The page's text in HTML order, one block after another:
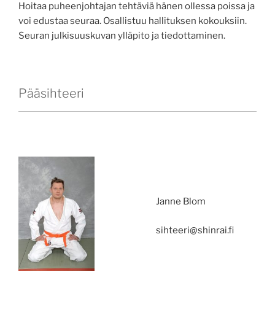
Hoitaa puheenjohtajan tehtäviä hänen ollessa poissa ja
voi edustaa seuraa. Osallistuu hallituksen kokouksiin.
Seuran julkisuuskuvan ylläpito ja tiedottaminen.
Pääsihteeri
Janne Blom
sihteeri@shinrai.fi